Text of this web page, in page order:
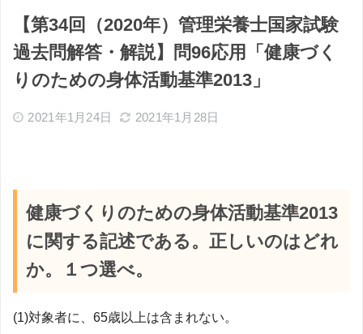
【第34回（2020年）管理栄養士国家試験
過去問解答・解説】問96応用「健康づく
りのための身体活動基準2013」
2021年1月24日 2021年1月28日
健康づくりのための身体活動基準2013
に関する記述である。正しいのはどれ
か。１つ選べ。
(1)対象者に、65歳以上は含まれない。